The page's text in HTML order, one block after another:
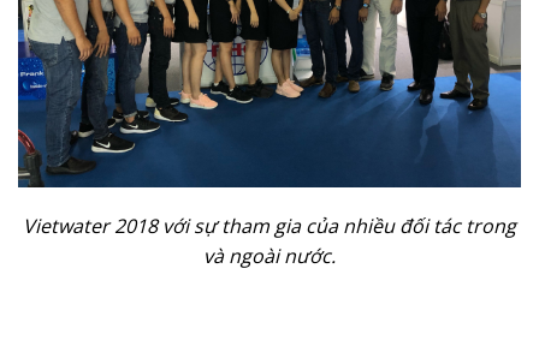
Vietwater 2018 với sự tham gia của nhiều đối tác trong
và ngoài nước.